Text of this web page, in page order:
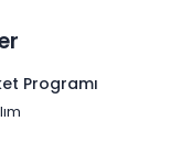
Programı